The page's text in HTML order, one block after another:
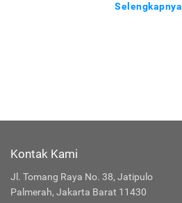
Selengkapnya
Kontak Kami
Jl. Tomang Raya No. 38, Jatipulo
Palmerah, Jakarta Barat 11430